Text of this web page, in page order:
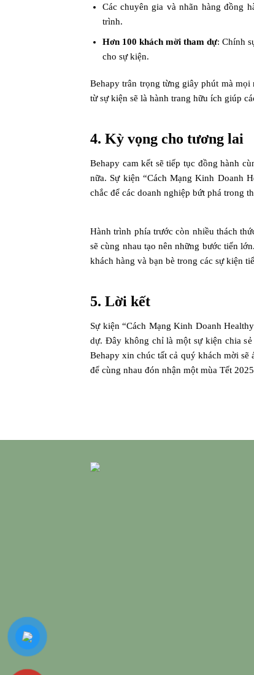
Các chuyên gia và nhãn hàng đồng
trình.
Hơn 100 khách mời tham dự: Chính
cho sự kiện.
Behapy trân trọng từng giây phút mà
từ sự kiện sẽ là hành trang hữu ích giúp
4. Kỳ vọng cho tương lai
Behapy cam kết sẽ tiếp tục đồng hành
nữa. Sự kiện “Cách Mạng Kinh Doanh
chắc để các doanh nghiệp bứt phá trong
Hành trình phía trước còn nhiều thách
sẽ cùng nhau tạo nên những bước tiến
khách hàng và bạn bè trong các sự kiện
5. Lời kết
Sự kiện “Cách Mạng Kinh Doanh
dự. Đây không chỉ là một sự kiện chia
Behapy xin chúc tất cả quý khách mời
để cùng nhau đón nhận một mùa Tết